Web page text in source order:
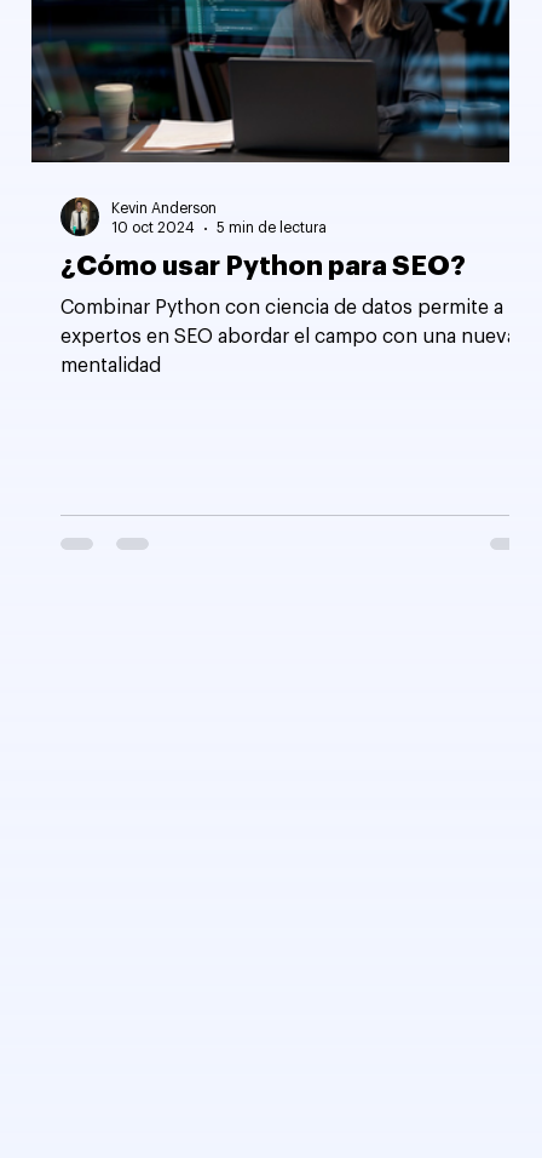
¿Cómo usar Python para SEO?
Combinar Python con ciencia de datos permite a los
expertos en SEO abordar el campo con una nueva
mentalidad
Kevin Anderson
10 oct 2024
5 min de lectura